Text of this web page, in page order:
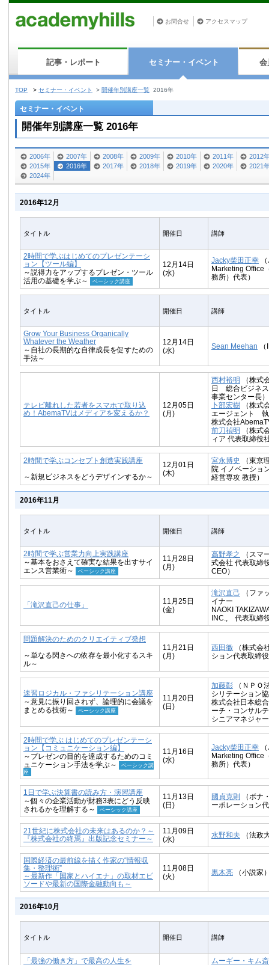
お問合せ アクセスマップ
記事・レポート セミナー・イベント 会
TOP > セミナー・イベント > 開催年別講座一覧 2016年
セミナー・イベント
開催年別講座一覧 2016年
2006年 2007年 2008年 2009年 2010年 2011年
2012
2015年
2016年 2017年 2018年 2019年 2020年
2021
2024年
2016年12月
タイトル 開催日 講師
2時間で学ぶはじめてのプレゼンテーシ
ョン【ツール編】
～説得力をアップするプレゼン・ツール
活用の基礎を学ぶ～
ベーシック講座
12月14日
(水)
Jacky柴田正幸
Marketing Office
務所）代表）
タイトル 開催日 講師
Grow Your Business Organically
Whatever the Weather
～自社の長期的な自律成長を促すための
手法～
12月14日
(水)
Sean Meehan
テレビ離れした若者をスマホで取り込
め！AbemaTVはメディアを変えるか？
12月05日
(月)
西村裕明
（株式
日 総合ビジネ
事業センター長）
卜部宏樹 （株式
エージェント
株式会社
前刀禎明
（株式
ィア 代表取締役
2時間で学ぶコンセプト創造実践講座
～新規ビジネスをどうデザインするか～
12月01日
(木)
宮永博史
（東京
院 イノベーショ
経営専攻 教授）
2016年11月
タイトル 開催日 講師
2時間で学ぶ営業力向上実践講座
～基本をおさえて確実な結果を出すサイ
エンス営業術～
ベーシック講座
11月28日
(月)
高野孝之
（スマ
式会社 代表取締
CEO）
「滝沢直己の仕事」
11月25日
(金)
滝沢直己 （ファ
イナー
NAOKI
INC., 代表取締
問題解決のためのクリエイティブ発想
～単なる閃きへの依存を最小化するスキ
ル～
11月21日
(月)
西田徹 （株式会
ション代表取締
速習ロジカル・ファシリテーション講座
～意見に振り回されず、論理的に会議を
まとめる技術～
ベーシック講座
11月20日
(日)
加藤彰 （ＮＰＯ
シリテーション
株式会社日本総
ーチ・コンサル
シニアマネジャ
2時間で学ぶ はじめてのプレゼンテーシ
ョン【コミュニケーション編】
～プレゼンの目的を達成するためのコミ
ュニケーション手法を学ぶ～
ベーシック講
座
11月16日
(水)
Jacky柴田正幸
Marketing Office
務所）代表）
1日で学ぶ決算書の読み方・演習講座
～個々の企業活動が財務3表にどう反映
されるかを理解する～
ベーシック講座
11月13日
(日)
國貞克則
（ボナ
ーポレーション
21世紀に株式会社の未来はあるのか？～
『株式会社の終焉』出版記念セミナー～
11月09日
(水)
水野和夫 （法政
国際経済の最前線を描く作家の“情報収
集・整理術”
～最新作「国家とハイエナ」の取材エピ
ソードや最新の国際金融動向も～
11月08日
(火)
黒木亮 （小説家
2016年10月
タイトル 開催日 講師
「最強の働き方」で最高の人生を ムーギー・キム